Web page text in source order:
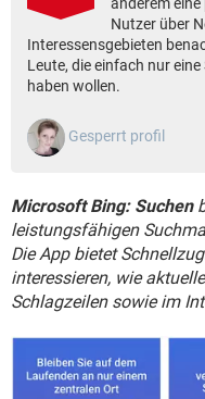
FACEBOOK
Nutzer über
Interessensgebieten
Leute, die einfach nur
haben wollen.
Gesperrt profil
Microsoft Bing: Suchen
leistungsfähigen
Die App bietet
interessieren, wie
Schlagzeilen sowie im